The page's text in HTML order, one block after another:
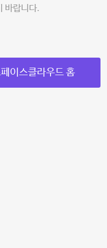
바랍니다.
이스클라우드 홈